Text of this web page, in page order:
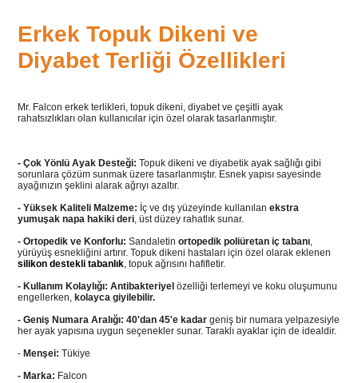
Erkek Topuk Dikeni ve
Diyabet Terliği Özellikleri
Mr. Falcon erkek terlikleri, topuk dikeni, diyabet ve çeşitli ayak
rahatsızlıkları olan kullanıcılar için özel olarak tasarlanmıştır.
- Çok Yönlü Ayak Desteği: Topuk dikeni ve diyabetik ayak sağlığı gibi
sorunlara çözüm sunmak üzere tasarlanmıştır. Esnek yapısı sayesinde
ayağınızın şeklini alarak ağrıyı azaltır.
- Yüksek Kaliteli Malzeme: İç ve dış yüzeyinde kullanılan ekstra
yumuşak napa hakiki deri, üst düzey rahatlık sunar.
- Ortopedik ve Konforlu: Sandaletin ortopedik poliüretan iç tabanı,
yürüyüş esnekliğini artırır. Topuk dikeni hastaları için özel olarak eklenen
silikon destekli tabanlık, topuk ağrısını hafifletir.
- Kullanım Kolaylığı: Antibakteriyel özelliği terlemeyi ve koku oluşumunu
engellerken, kolayca giyilebilir.
- Geniş Numara Aralığı: 40'dan 45'e kadargeniş bir numara yelpazesiyle
her ayak yapısına uygun seçenekler sunar. Taraklı ayaklar için de idealdir.
- Menşei: Tükiye
- Marka: Falcon